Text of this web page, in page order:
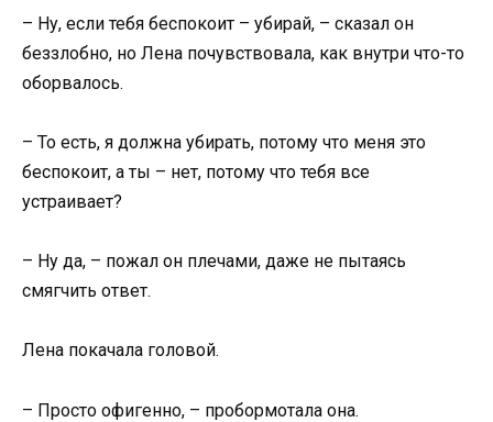
– Ну, если тебя беспокоит – убирай, – сказал он
беззлобно, но Лена почувствовала, как внутри что-то
оборвалось.
– То есть, я должна убирать, потому что меня это
беспокоит, а ты – нет, потому что тебя все
устраивает?
– Ну да, – пожал он плечами, даже не пытаясь
смягчить ответ.
Лена покачала головой.
– Просто офигенно, – пробормотала она.